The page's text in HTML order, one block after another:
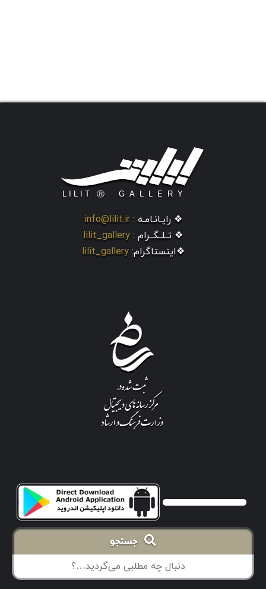
❖ رایـانـامـه : info@lilit.ir
❖ تــلــگــرام : lilit_gallery
❖اینستاگرام: lilit_gallery
جستجو